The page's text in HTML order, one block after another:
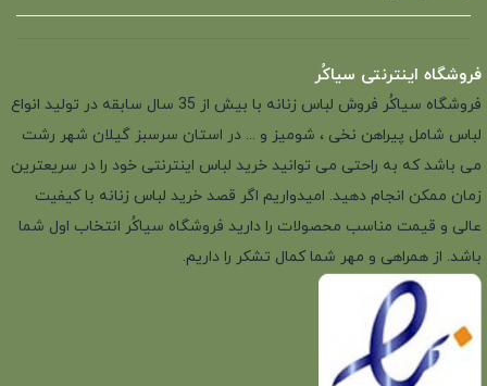
فروشگاه اینترنتی سیاکُر
فروشگاه سیاکُر فروش لباس زنانه با بیش از 35 سال سابقه در تولید انواع
لباس شامل پیراهن نخی ، شومیز و ... در استان سرسبز گیلان شهر رشت
می باشد که به راحتی می توانید خرید لباس اینترنتی خود را در سریعترین
زمان ممکن انجام دهید. امیدواریم اگر قصد خرید لباس زنانه با کیفیت
عالی و قیمت مناسب محصولات را دارید فروشگاه سیاکُر انتخاب اول شما
باشد. از همراهی و مهر شما کمال تشکر را داریم.